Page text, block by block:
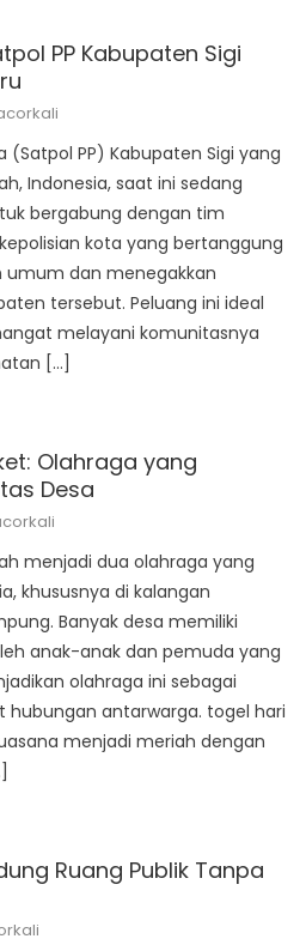
PP Kabupaten Sigi
(Satpol PP) Kabupaten Sigi yang
Indonesia, saat ini sedang
bergabung dengan tim
kota yang bertanggung
dan menegakkan
tersebut. Peluang ini ideal
melayani komunitasnya
[…]
Olahraga yang
Desa
menjadi dua olahraga yang
khususnya di kalangan
Banyak desa memiliki
anak-anak dan pemuda yang
olahraga ini sebagai
antarwarga. togel hari
menjadi meriah dengan
Ruang Publik Tanpa